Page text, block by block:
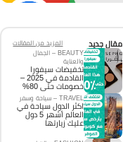
مقال جديد
المزيد من المقالات
BEAUTY – الجمال
والعناية
تخفيضات سيفورا
القادمة في 2025 –
خصومات حتى 80%
TRAVEL – سياحة وسفر
اكثر الدول سياحة في
العالم أشهر 5 دول
عليك زيارتها